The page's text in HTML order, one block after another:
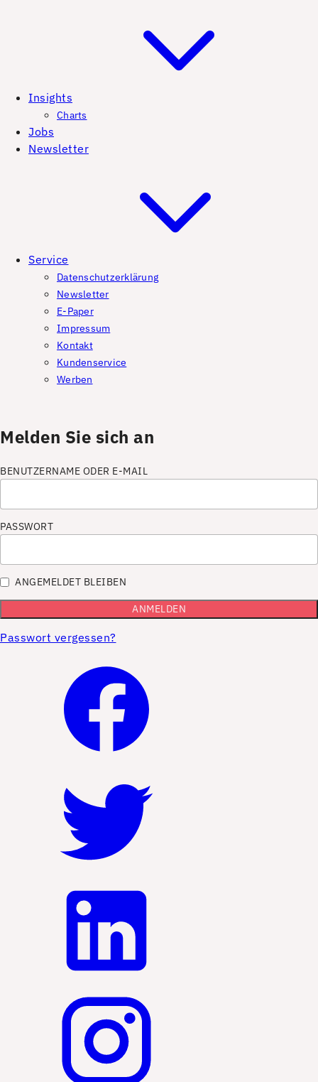
Insights
Charts
Jobs
Newsletter
Service
Datenschutzerklärung
Newsletter
E-Paper
Impressum
Kontakt
Kundenservice
Werben
Melden Sie sich an
BENUTZERNAME ODER E-MAIL
PASSWORT
ANGEMELDET BLEIBEN
Passwort vergessen?